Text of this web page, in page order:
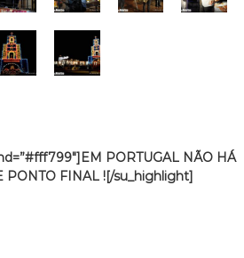
PORTUGAL NÃO HÁ
PONTO FINAL ![/su_highlight]